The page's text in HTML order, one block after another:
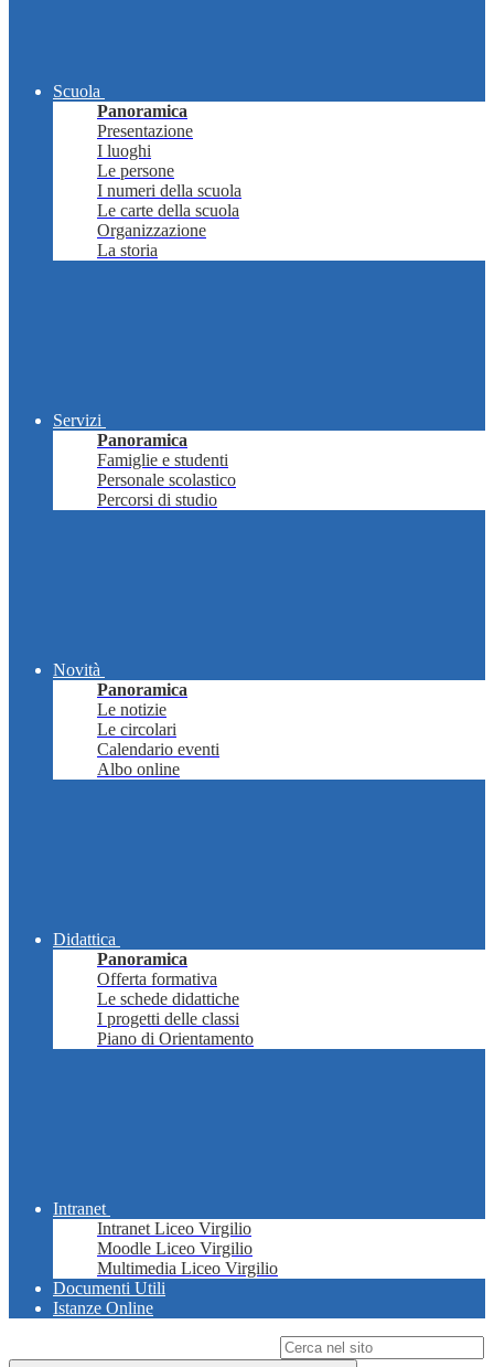
Scuola
Panoramica
Presentazione
I luoghi
Le persone
I numeri della scuola
Le carte della scuola
Organizzazione
La storia
Servizi
Panoramica
Famiglie e studenti
Personale scolastico
Percorsi di studio
Novità
Panoramica
Le notizie
Le circolari
Calendario eventi
Albo online
Didattica
Panoramica
Offerta formativa
Le schede didattiche
I progetti delle classi
Piano di Orientamento
Intranet
Intranet Liceo Virgilio
Moodle Liceo Virgilio
Multimedia Liceo Virgilio
Documenti Utili
Istanze Online